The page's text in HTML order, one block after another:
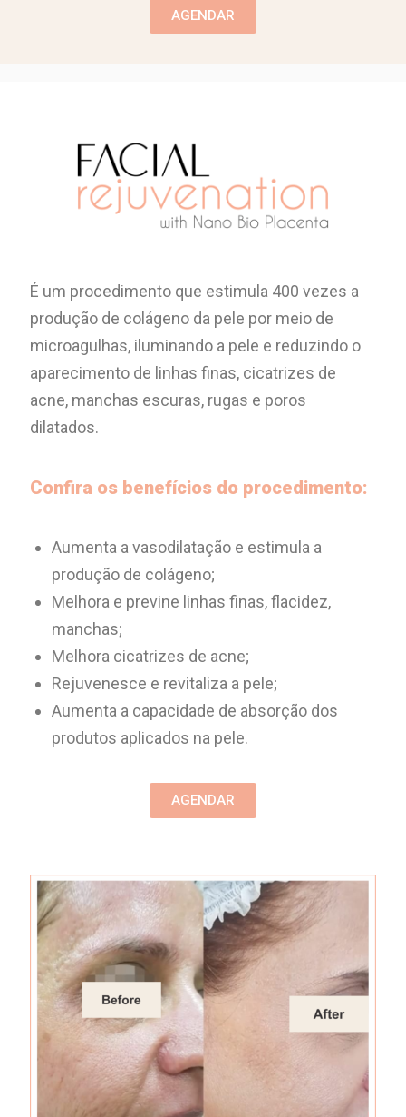
AGENDAR
É um procedimento que estimula 400 vezes a
produção de colágeno da pele por meio de
microagulhas, iluminando a pele e reduzindo o
aparecimento de linhas finas, cicatrizes de
acne, manchas escuras, rugas e poros
dilatados.
Confira os benefícios do procedimento:
Aumenta a vasodilatação e estimula a
produção de colágeno;
Melhora e previne linhas finas, flacidez,
manchas;
Melhora cicatrizes de acne;
Rejuvenesce e revitaliza a pele;
Aumenta a capacidade de absorção dos
produtos aplicados na pele.
AGENDAR